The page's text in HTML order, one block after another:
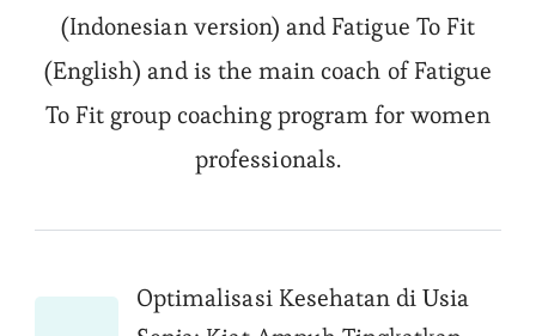
(Indonesian version) and Fatigue To Fit
(English) and is the main coach of Fatigue
To Fit group coaching program for women
professionals.
Post
Optimalisasi Kesehatan di Usia